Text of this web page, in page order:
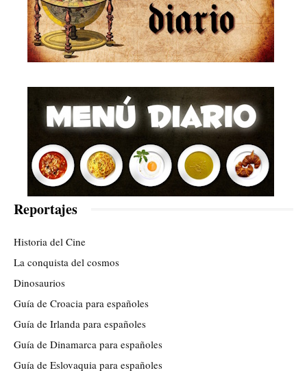
Reportajes
Historia del Cine
La conquista del cosmos
Dinosaurios
Guía de Croacia para españoles
Guía de Irlanda para españoles
Guía de Dinamarca para españoles
Guía de Eslovaquia para españoles